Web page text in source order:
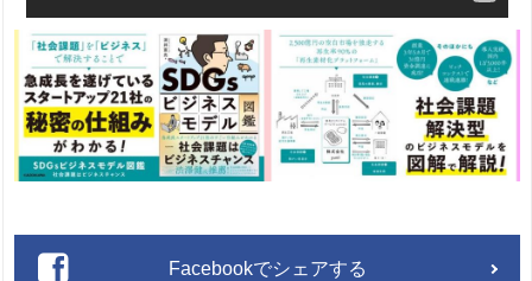
Facebookでシェアする